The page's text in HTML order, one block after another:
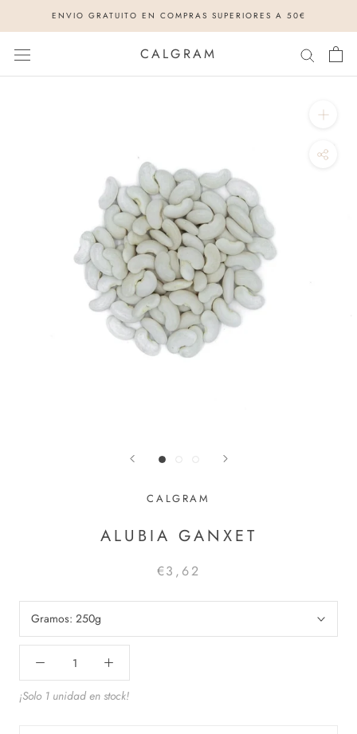
ENVIO GRATUITO EN COMPRAS SUPERIORES A 50€
CALGRAM
CALGRAM
ALUBIA GANXET
€3,62
Gramos: 250g
¡Solo 1 unidad en stock!